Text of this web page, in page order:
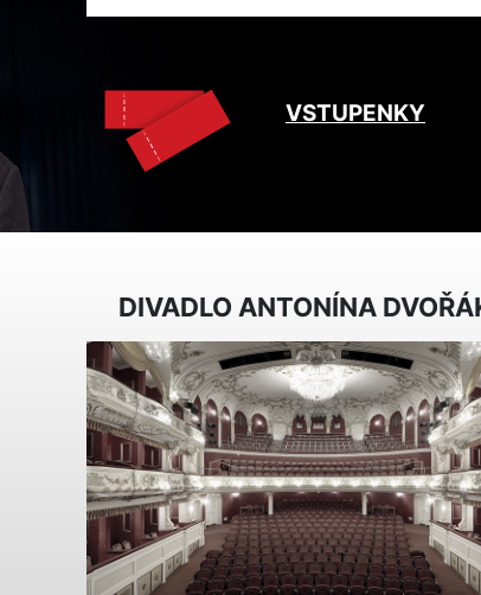
VSTUPENKY
DIVADLO ANTONÍNA